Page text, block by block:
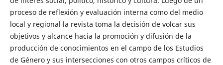
proceso de reflexión y evaluación interna como del medio
local y regional la revista toma la decisión de volcar sus
objetivos y alcance hacia la promoción y difusión de la
producción de conocimientos en el campo de los Estudios
de Género y sus intersecciones con otros campos críticos de